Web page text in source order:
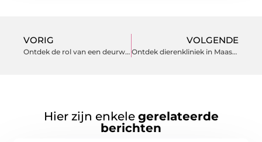
VORIG
Ontdek de rol van een deurwaarder in sneek
VOLGENDE
Ontdek dierenkliniek in Maassluis voor de beste zorg voor uw huisdieren
Hier zijn enkele gerelateerde
berichten